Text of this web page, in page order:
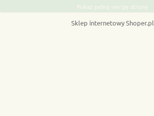
Pokaż pełną wersję strony
Sklep internetowy Shoper.pl